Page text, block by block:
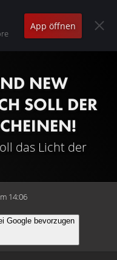
App öffnen
NEW
SOLL DER
das Licht der
14:06
Google bevorzugen